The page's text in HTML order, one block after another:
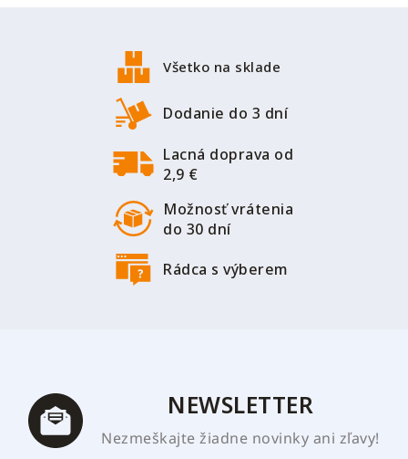
Všetko na sklade
Dodanie do 3 dní
Lacná doprava od
2,9 €
Možnosť vrátenia
do 30 dní
Rádca s výberem
NEWSLETTER
Nezmeškajte žiadne novinky ani zľavy!